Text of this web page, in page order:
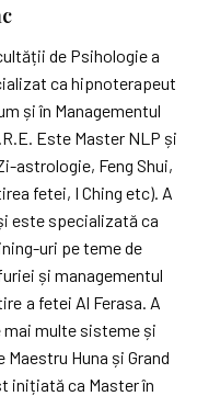
de Psihologie a
ca hipnoterapeut
și în Managementul
Este Master NLP și
astrologie, Feng Shui,
fetei, I Ching etc). A
este specializată ca
uri pe teme de
și managementul
a fetei Al Ferasa. A
multe sisteme și
Huna și Grand
inițiată ca Master în